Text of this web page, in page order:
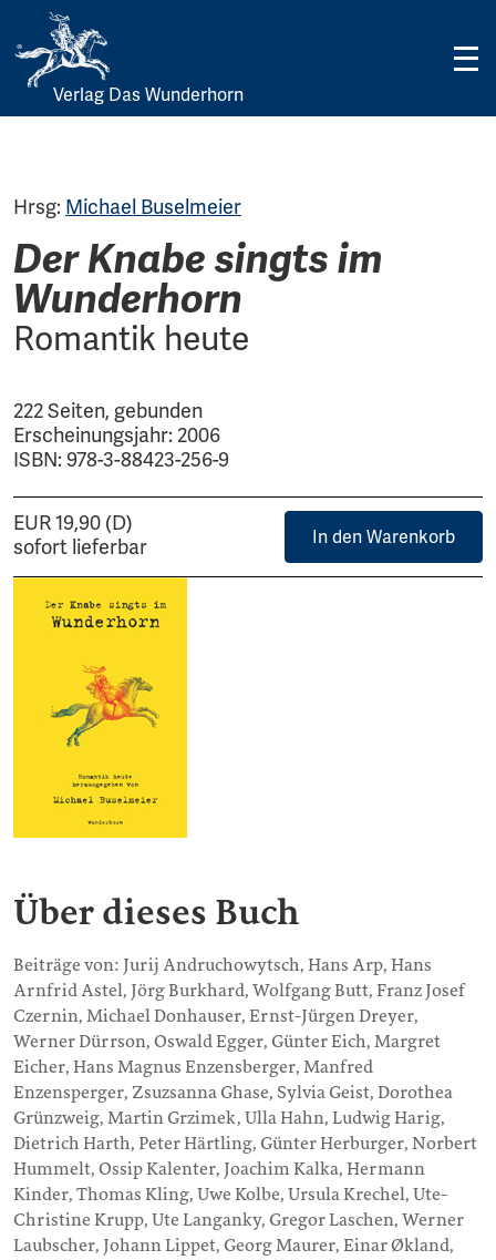
Skip
Verlag Das Wunderhorn
Hrsg: Michael Buselmeier
Der Knabe singts im
Wunderhorn
Romantik heute
222 Seiten, gebunden
Erscheinungsjahr: 2006
ISBN: 978-3-88423-256-9
EUR 19,90 (D)
sofort lieferbar
In den Warenkorb
Über dieses Buch
Beiträge von: Jurij Andruchowytsch, Hans Arp, Hans
Arnfrid Astel, Jörg Burkhard, Wolfgang Butt, Franz Josef
Czernin, Michael Donhauser, Ernst-Jürgen Dreyer,
Werner Dürrson, Oswald Egger, Günter Eich, Margret
Eicher, Hans Magnus Enzensberger, Manfred
Enzensperger, Zsuzsanna Ghase, Sylvia Geist, Dorothea
Grünzweig, Martin Grzimek, Ulla Hahn, Ludwig Harig,
Dietrich Harth, Peter Härtling, Günter Herburger, Norbert
Hummelt, Ossip Kalenter, Joachim Kalka, Hermann
Kinder, Thomas Kling, Uwe Kolbe, Ursula Krechel, Ute-
Christine Krupp, Ute Langanky, Gregor Laschen, Werner
Laubscher, Johann Lippet, Georg Maurer, Einar Økland,